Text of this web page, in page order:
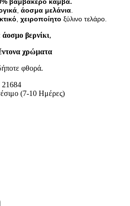
άοσμα μελάνια
χειροποίητο ξύλινο τελάρο.
άοσμο βερνίκι,
χρώματα
φθορά.
21684
(7-10 Ημέρες)